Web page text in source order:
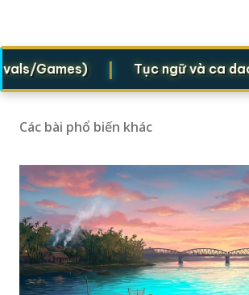
| Tục ngữ và ca dao
Các bài phổ biến khác